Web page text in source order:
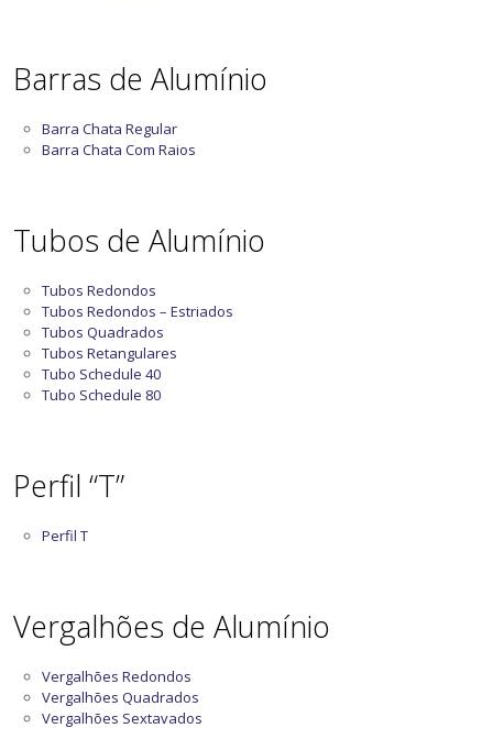
Barras de Alumínio
Barra Chata Regular
Barra Chata Com Raios
Tubos de Alumínio
Tubos Redondos
Tubos Redondos – Estriados
Tubos Quadrados
Tubos Retangulares
Tubo Schedule 40
Tubo Schedule 80
Perfil “T”
Perfil T
Vergalhões de Alumínio
Vergalhões Redondos
Vergalhões Quadrados
Vergalhões Sextavados